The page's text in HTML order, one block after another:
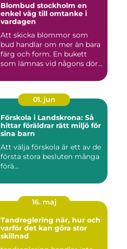
Blombud stockholm en
enkel väg till omtanke i
vardagen
Att skicka blommor som
bud handlar om mer än bara
färg och form. En bukett
som lämnas vid någons dör...
01. jun
Förskola i Landskrona: Så
hittar föräldrar rätt miljö för
sina barn
Att välja förskola är ett av de
första stora besluten många
förä...
16. maj
Tandreglering när, hur och
varför det kan göra stor
skillnad